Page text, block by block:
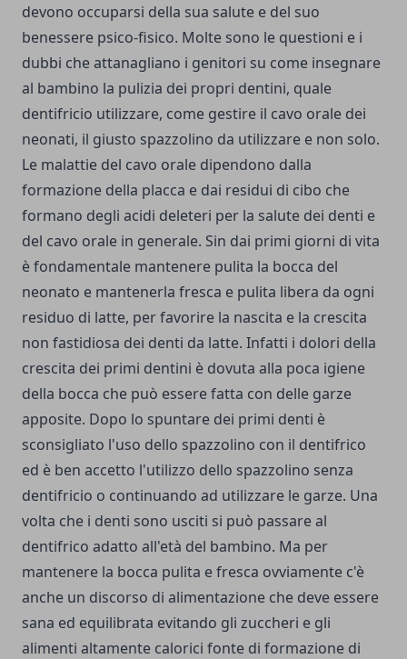
devono occuparsi della sua salute e del suo
benessere psico-fisico. Molte sono le questioni e i
dubbi che attanagliano i genitori su come insegnare
al bambino la pulizia dei propri dentini, quale
dentifricio utilizzare, come gestire il cavo orale dei
neonati, il giusto spazzolino da utilizzare e non solo.
Le malattie del cavo orale dipendono dalla
formazione della placca e dai residui di cibo che
formano degli acidi deleteri per la salute dei denti e
del cavo orale in generale. Sin dai primi giorni di vita
è fondamentale mantenere pulita la bocca del
neonato e mantenerla fresca e pulita libera da ogni
residuo di latte, per favorire la nascita e la crescita
non fastidiosa dei denti da latte. Infatti i dolori della
crescita dei primi dentini è dovuta alla poca igiene
della bocca che può essere fatta con delle garze
apposite. Dopo lo spuntare dei primi denti è
sconsigliato l'uso dello spazzolino con il dentifrico
ed è ben accetto l'utilizzo dello spazzolino senza
dentifricio o continuando ad utilizzare le garze. Una
volta che i denti sono usciti si può passare al
dentifrico adatto all'età del bambino. Ma per
mantenere la bocca pulita e fresca ovviamente c'è
anche un discorso di alimentazione che deve essere
sana ed equilibrata evitando gli zuccheri e gli
alimenti altamente calorici fonte di formazione di